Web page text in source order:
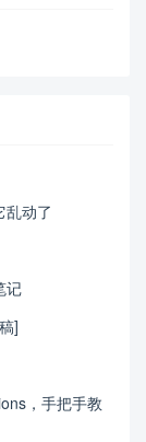
乱动了
记
]
，手把手教